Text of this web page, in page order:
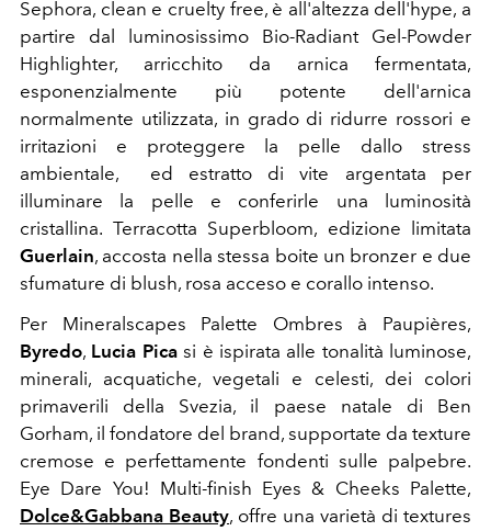
Sephora, clean e cruelty free, è all'altezza dell'hype, a
partire dal luminosissimo Bio-Radiant Gel-Powder
Highlighter, arricchito da arnica fermentata,
esponenzialmente più potente dell'arnica
normalmente utilizzata, in grado di ridurre rossori e
irritazioni e proteggere la pelle dallo stress
ambientale, ed estratto di vite argentata per
illuminare la pelle e conferirle una luminosità
cristallina. Terracotta Superbloom, edizione limitata
Guerlain, accosta nella stessa boite un bronzer e due
sfumature di blush, rosa acceso e corallo intenso.
Per Mineralscapes Palette Ombres à Paupières,
Byredo, Lucia Picasi è ispirata alle tonalità luminose,
minerali, acquatiche, vegetali e celesti, dei colori
primaverili della Svezia, il paese natale di Ben
Gorham, il fondatore del brand, supportate da texture
cremose e perfettamente fondenti sulle palpebre.
Eye Dare You! Multi-finish Eyes & Cheeks Palette,
Dolce&Gabbana Beauty, offre una varietà di textures